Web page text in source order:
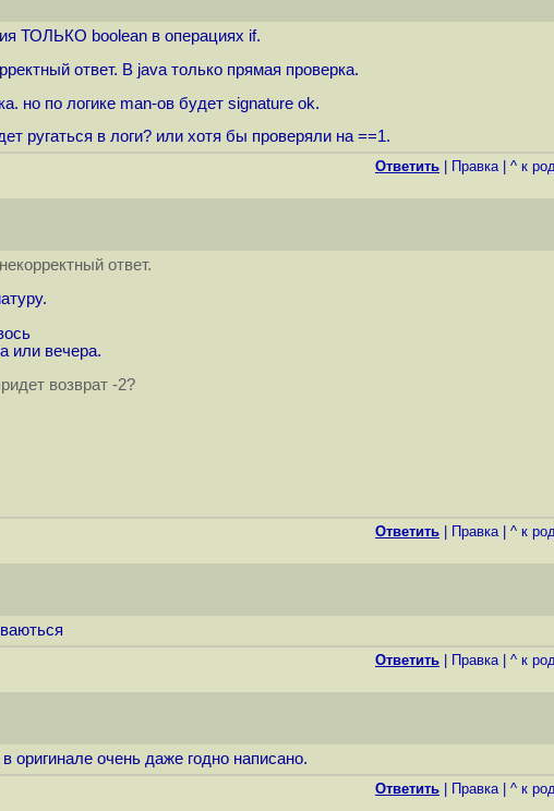
ТОЛЬКО boolean в операциях if.
ответ. В java только прямая проверка.
но по логике man-ов будет signature ok.
ругаться в логи? или хотя бы проверяли на ==1.
Ответить Правка| ^ к
ответ.
или вечера.
возврат -2?
Ответить Правка| ^ к
Ответить Правка| ^ к
оригинале очень даже годно написано.
Ответить Правка| ^ к